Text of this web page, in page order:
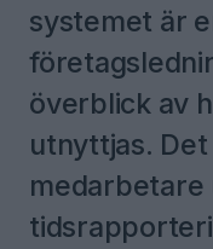
systemet är
överblick av
utnyttjas.